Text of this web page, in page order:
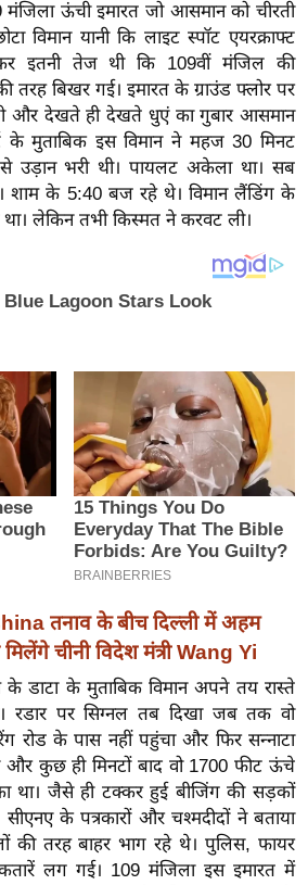
मंजिला ऊंची इमारत जो आसमान को चीरती
विमान यानी कि लाइट स्पॉट एयरक्राफ्ट
इतनी तेज थी कि 109वीं मंजिल की
तरह बिखर गई। इमारत के ग्राउंड फ्लोर पर
और देखते ही देखते धुएं का गुबार आसमान
के मुताबिक इस विमान ने महज 30 मिनट
से उड़ान भरी थी। पायलट अकेला था। सब
शाम के 5:40 बज रहे थे। विमान लैंडिंग के
था। लेकिन तभी किस्मत ने करवट ली।
तनाव के बीच दिल्ली में अहम
चीनी विदेश मंत्री Wang Yi
के डाटा के मुताबिक विमान अपने तय रास्ते
रडार पर सिग्नल तब दिखा जब तक वो
रोड के पास नहीं पहुंचा और फिर सन्नाटा
और कुछ ही मिनटों बाद वो 1700 फीट ऊंचे
था। जैसे ही टक्कर हुई बीजिंग की सड़कों
के पत्रकारों और चश्मदीदों ने बताया
की तरह बाहर भाग रहे थे। पुलिस, फायर
लग गई। 109 मंजिला इस इमारत में